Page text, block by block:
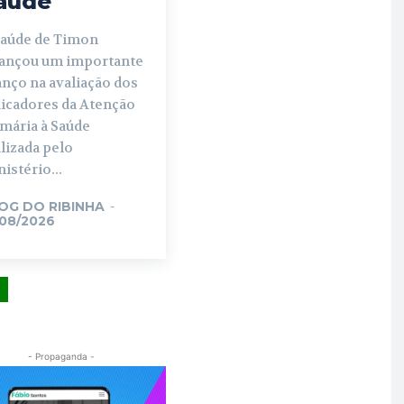
de Timon
um importante
na avaliação dos
da Atenção
à Saúde
pelo
DO RIBINHA -
2026
- Propaganda -